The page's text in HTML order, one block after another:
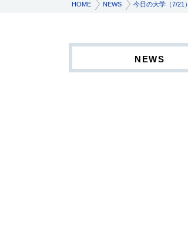
HOME NEWS 今日の大学（7/21）
NEWS